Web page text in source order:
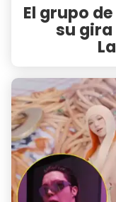
El grupo
su